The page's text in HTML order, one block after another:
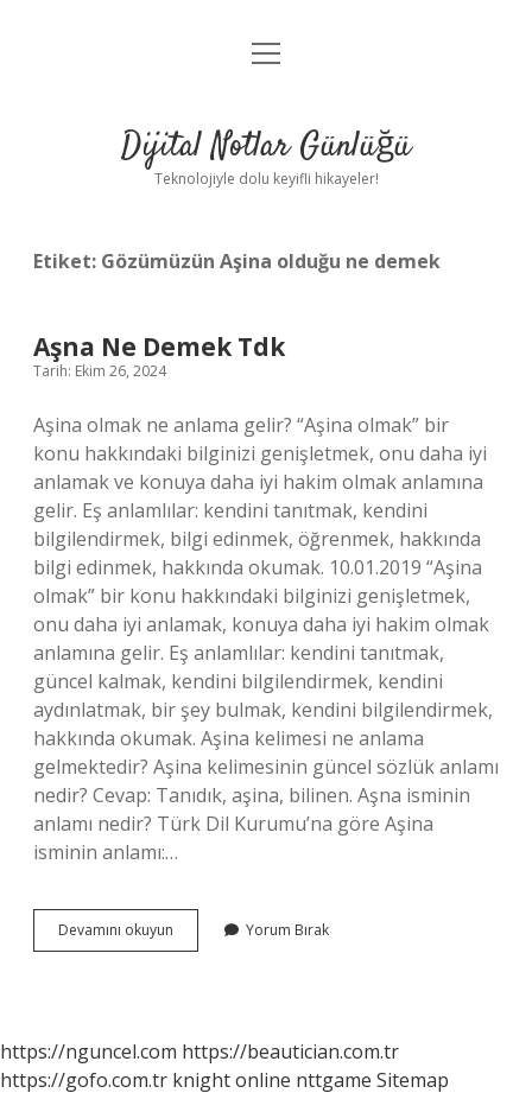
Anasayfa
Yasal Uyarı
menüyü
Dijital Notlar Günlüğü
Teknolojiyle dolu keyifli hikayeler!
Etiket: Gözümüzün Aşina olduğu ne demek
Aşna Ne Demek Tdk
Tarih: Ekim 26, 2024
Aşina olmak ne anlama gelir? “Aşina olmak” bir
konu hakkındaki bilginizi genişletmek, onu daha iyi
anlamak ve konuya daha iyi hakim olmak anlamına
gelir. Eş anlamlılar: kendini tanıtmak, kendini
bilgilendirmek, bilgi edinmek, öğrenmek, hakkında
bilgi edinmek, hakkında okumak. 10.01.2019 “Aşina
olmak” bir konu hakkındaki bilginizi genişletmek,
onu daha iyi anlamak, konuya daha iyi hakim olmak
anlamına gelir. Eş anlamlılar: kendini tanıtmak,
güncel kalmak, kendini bilgilendirmek, kendini
aydınlatmak, bir şey bulmak, kendini bilgilendirmek,
hakkında okumak. Aşina kelimesi ne anlama
gelmektedir? Aşina kelimesinin güncel sözlük anlamı
nedir? Cevap: Tanıdık, aşina, bilinen. Aşna isminin
anlamı nedir? Türk Dil Kurumu’na göre Aşina
isminin anlamı:…
Devamını okuyun
Ne
Yorum Bırak
https://nguncel.com https://beautician.com.tr
https://gofo.com.tr knight online nttgame Sitemap